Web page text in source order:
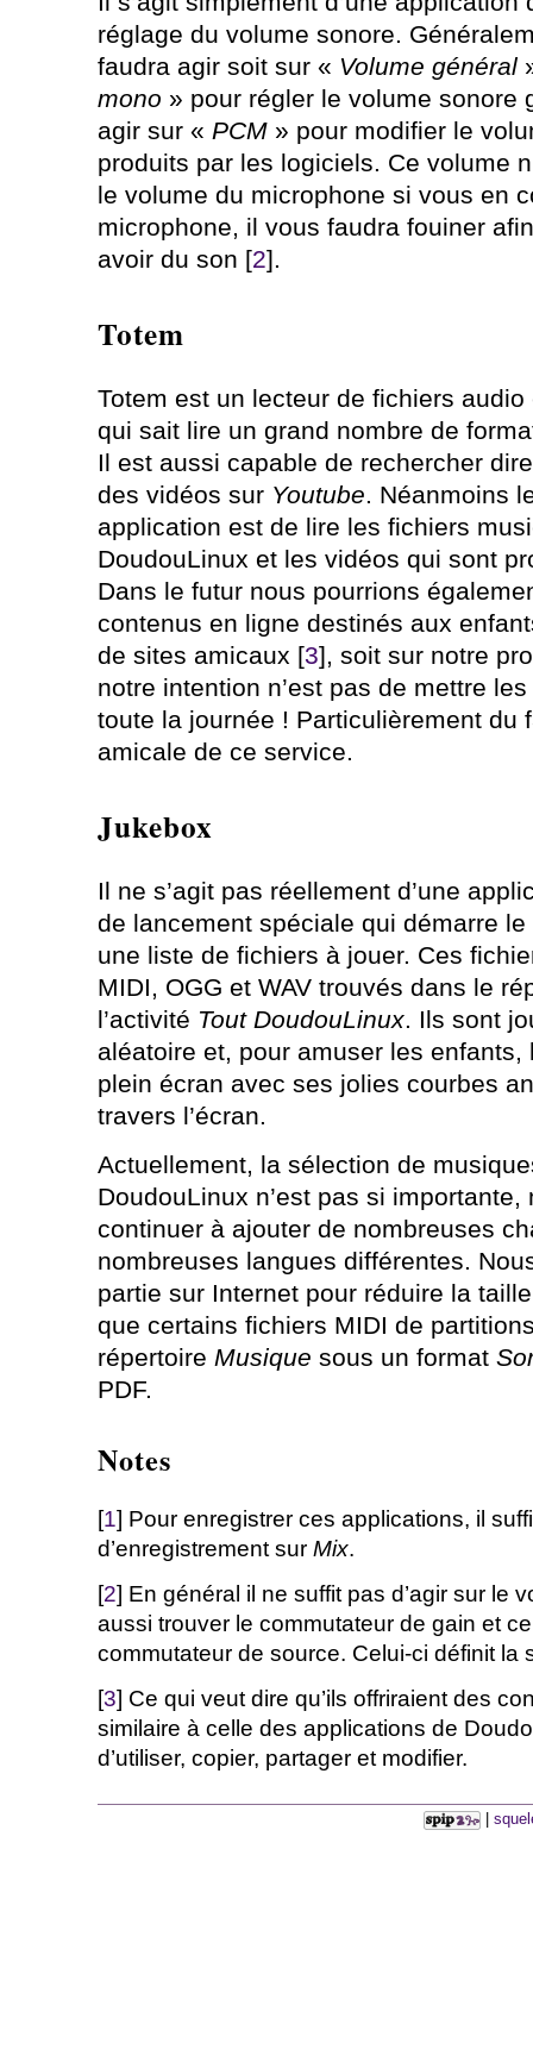
réglage du volume sonore.
faudra agir soit sur « Volume général
mono » pour régler le volume sonore
agir sur « PCM» pour modifier le
produits par les logiciels. Ce volume
le volume du microphone si vous en
microphone, il vous faudra fouiner
avoir du son [2].
Totem
Totem est un lecteur de fichiers audio
qui sait lire un grand nombre de
Il est aussi capable de rechercher
des vidéos sur Youtube. Néanmoins
application est de lire les fichiers
DoudouLinux et les vidéos qui sont
Dans le futur nous pourrions
contenus en ligne destinés aux
de sites amicaux [3], soit sur notre
notre intention n’est pas de mettre
toute la journée ! Particulièrement du
amicale de ce service.
Jukebox
Il ne s’agit pas réellement d’une
de lancement spéciale qui démarre
une liste de fichiers à jouer. Ces
MIDI, OGG et WAV trouvés dans le
l’activité Tout DoudouLinux. Ils sont
aléatoire et, pour amuser les
plein écran avec ses jolies courbes
travers l’écran.
Actuellement, la sélection de
DoudouLinux n’est pas si
continuer à ajouter de nombreuses
nombreuses langues différentes.
partie sur Internet pour réduire la
que certains fichiers MIDI de
répertoire Musique sous un format
PDF.
Notes
[1] Pour enregistrer ces applications, il
d’enregistrement sur Mix.
[2] En général il ne suffit pas d’agir sur le
aussi trouver le commutateur de gain et
commutateur de source. Celui-ci définit la
[3] Ce qui veut dire qu’ils offriraient des
similaire à celle des applications de
d’utiliser, copier, partager et modifier.